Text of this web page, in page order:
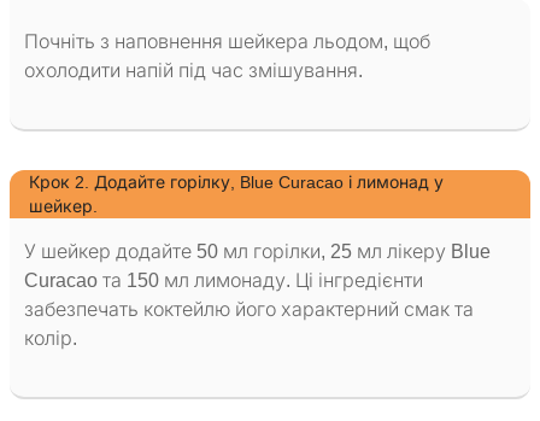
Почніть з наповнення шейкера льодом, щоб
охолодити напій під час змішування.
Крок 2. Додайте горілку, Blue Curacao і лимонад у
шейкер.
У шейкер додайте 50 мл горілки, 25 мл лікеру Blue
Curacao та 150 мл лимонаду. Ці інгредієнти
забезпечать коктейлю його характерний смак та
колір.